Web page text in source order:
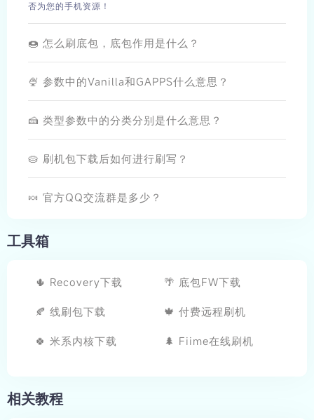
否为您的手机资源！
🍩 怎么刷底包，底包作用是什么？
🍨 参数中的Vanilla和GAPPS什么意思？
🍰 类型参数中的分类分别是什么意思？
🥧 刷机包下载后如何进行刷写？
🍬 官方QQ交流群是多少？
工具箱
🌵 Recovery下载 🌴 底包FW下载
🍂 线刷包下载 🍁 付费远程刷机
🍀 米系内核下载 🌲 Fiime在线刷机
相关教程